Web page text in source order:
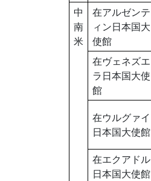
中
南
米
在アルゼンテ
ィン日本国大
使館
在ヴェネズエ
ラ日本国大使
館
在ウルグァイ
日本国大使館
在エクアドル
日本国大使館